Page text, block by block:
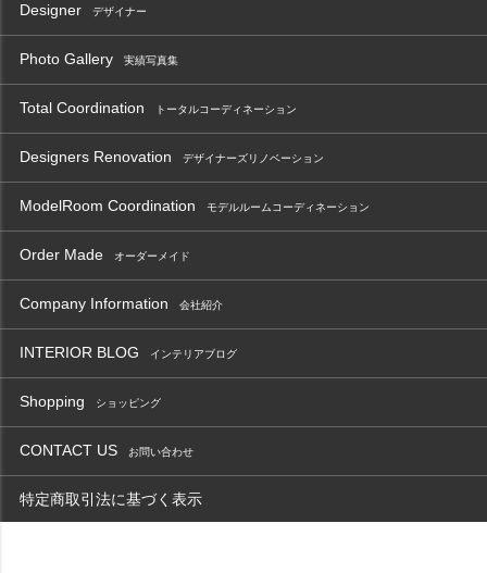
Designer デザイナー
Photo Gallery 実績写真集
Total Coordination トータルコーディネーション
Designers Renovation デザイナーズリノベーション
ModelRoom Coordination モデルルームコーディネーション
Order Made オーダーメイド
Company Information 会社紹介
INTERIOR BLOG インテリアブログ
Shopping ショッピング
CONTACT US お問い合わせ
特定商取引法に基づく表示